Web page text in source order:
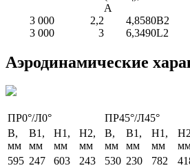
А
3 000 2,2 4,8580В2
3 000
3 6,3490L2
Аэродинамические
ПР0°/Л0° ПР45°/Л45°
B,
мм
B1,
мм
H1,
мм
H2,
мм
B,
мм
B1,
мм
H1,
мм
595 247 603 243 530 230 782